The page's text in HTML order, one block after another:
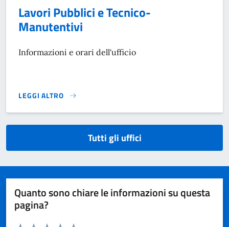
Lavori Pubblici e Tecnico-
Manutentivi
Informazioni e orari dell'ufficio
LEGGI ALTRO
}
Tutti gli uffici
Quanto sono chiare le informazioni su questa
pagina?